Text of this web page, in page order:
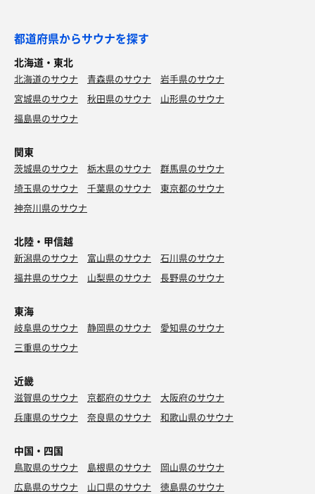
都道府県からサウナを探す
北海道・東北
北海道のサウナ 青森県のサウナ
岩手県のサウナ
宮城県のサウナ
秋田県のサウナ
山形県のサウナ
福島県のサウナ
関東
茨城県のサウナ 栃木県のサウナ
群馬県のサウナ
埼玉県のサウナ
千葉県のサウナ
東京都のサウナ
神奈川県のサウナ
北陸・甲信越
新潟県のサウナ 富山県のサウナ
石川県のサウナ
福井県のサウナ
山梨県のサウナ 長野県のサウナ
東海
岐阜県のサウナ 静岡県のサウナ
愛知県のサウナ
三重県のサウナ
近畿
滋賀県のサウナ 京都府のサウナ
大阪府のサウナ
兵庫県のサウナ
奈良県のサウナ 和歌山県のサウナ
中国・四国
鳥取県のサウナ 島根県のサウナ
岡山県のサウナ
広島県のサウナ
山口県のサウナ
徳島県のサウナ